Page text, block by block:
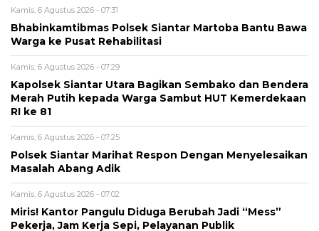
Kamis, 6 Agustus 2026 - 07:31
Bhabinkamtibmas Polsek Siantar Martoba Bantu Bawa
Warga ke Pusat Rehabilitasi
Kamis, 6 Agustus 2026 - 07:29
Kapolsek Siantar Utara Bagikan Sembako dan Bendera
Merah Putih kepada Warga Sambut HUT Kemerdekaan
RI ke 81
Kamis, 6 Agustus 2026 - 07:25
Polsek Siantar Marihat Respon Dengan Menyelesaikan
Masalah Abang Adik
Kamis, 6 Agustus 2026 - 07:02
Miris! Kantor Pangulu Diduga Berubah Jadi “Mess”
Pekerja, Jam Kerja Sepi, Pelayanan Publik